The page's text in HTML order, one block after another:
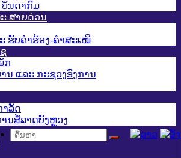
ບັນດາກົມ
ສາຍດ່ວນ
ຮັບຄໍາຮ້ອງ-ຄໍາສະເໜີ
ກ
ນ ແລະ ກະຊວງອົງການ
າລັດ
ນສໍ້ລາດບັງຫຼວງ